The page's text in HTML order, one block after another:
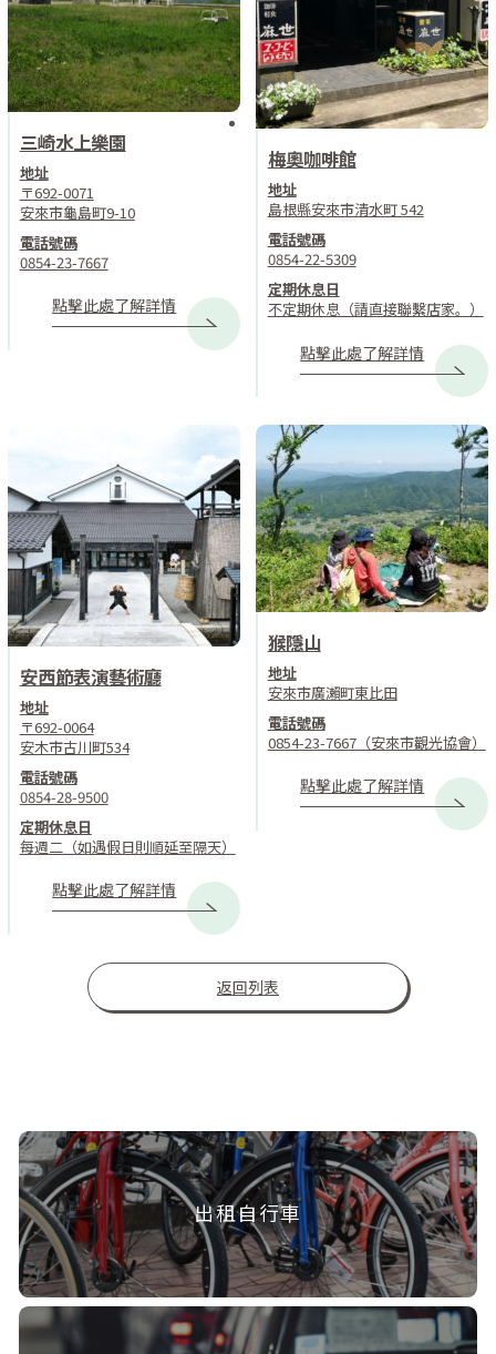
三崎水上樂園
地址
〒692-0071
安來市龜島町9-10
電話號碼
0854-23-7667
點擊此處了解詳情
梅奧咖啡館
地址
島根縣安來市清水町 542
電話號碼
0854-22-5309
定期休息日
不定期休息（請直接聯繫店家。）
點擊此處了解詳情
安西節表演藝術廳
地址
〒692-0064
安木市古川町534
電話號碼
0854-28-9500
定期休息日
每週二（如遇假日則順延至隔天）
點擊此處了解詳情
猴隱山
地址
安來市廣瀨町東比田
電話號碼
0854-23-7667（安來市觀光協會）
點擊此處了解詳情
返回列表
出租自行車